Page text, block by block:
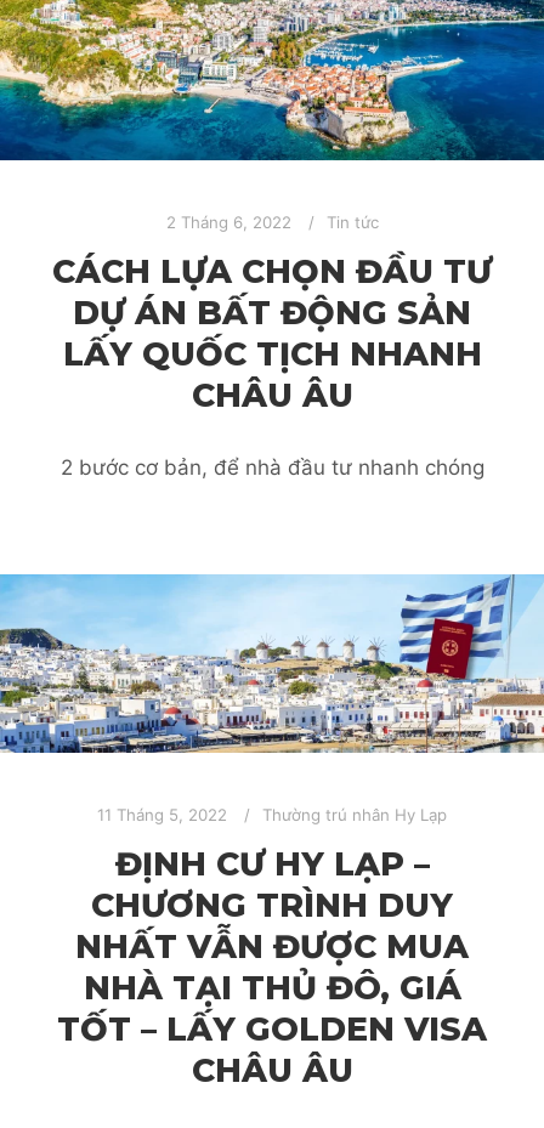
2 Tháng 6, 2022 Tin tức
CÁCH LỰA CHỌN ĐẦU TƯ
DỰ ÁN BẤT ĐỘNG SẢN
LẤY QUỐC TỊCH NHANH
CHÂU ÂU
2 bước cơ bản, để nhà đầu tư nhanh chóng
11 Tháng 5, 2022 Thường trú nhân Hy Lạp
ĐỊNH CƯ HY LẠP –
CHƯƠNG TRÌNH DUY
NHẤT VẪN ĐƯỢC MUA
NHÀ TẠI THỦ ĐÔ, GIÁ
TỐT – LẤY GOLDEN VISA
CHÂU ÂU